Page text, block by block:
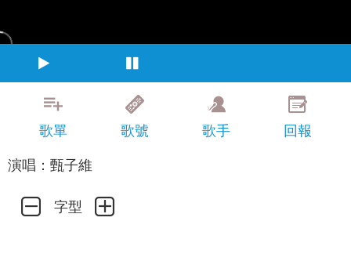
歌單 歌號 歌手
回報
演唱：甄子維
字型